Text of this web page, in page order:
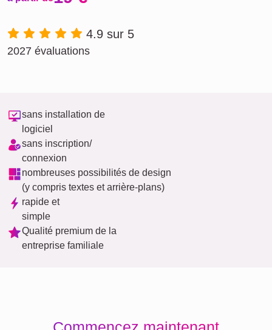
4.9 sur 5
2027 évaluations
sans installation de
logiciel
sans inscription/
connexion
nombreuses possibilités de design
(y compris textes et arrière-plans)
rapide et
simple
Qualité premium de la
entreprise familiale